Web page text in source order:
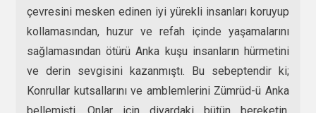
çevresini mesken edinen iyi yürekli insanları koruyup
kollamasından, huzur ve refah içinde yaşamalarını
sağlamasından ötürü Anka kuşu insanların hürmetini
ve derin sevgisini kazanmıştı. Bu sebeptendir ki;
Konrullar kutsallarını ve amblemlerini Zümrüd-ü Anka